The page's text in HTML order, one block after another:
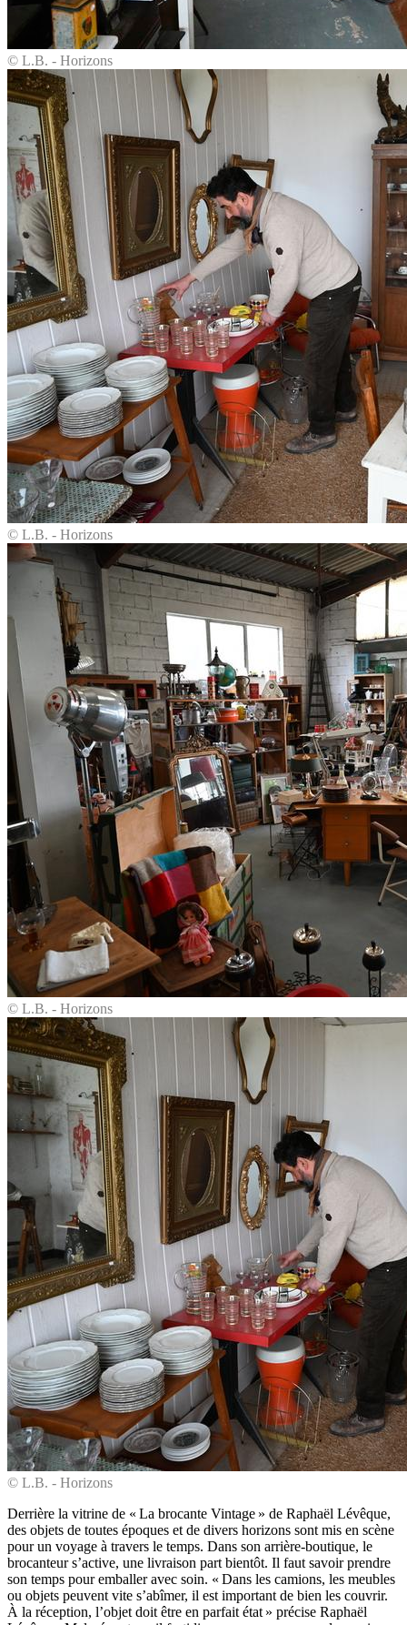
© L.B. - Horizons
© L.B. - Horizons
© L.B. - Horizons
© L.B. - Horizons
Derrière la vitrine de « La ­brocante Vintage » de Raphaël Lévêque,
des objets de toutes époques et de divers horizons sont mis en scène
pour un voyage à travers le temps. Dans son arrière-boutique, le
brocanteur s’active, une livraison part bientôt. Il faut savoir prendre
son temps pour emballer avec soin. « Dans les camions, les meubles
ou objets peuvent vite s’abîmer, il est important de bien les couvrir.
À la réception, l’objet doit être en parfait état » précise Raphaël